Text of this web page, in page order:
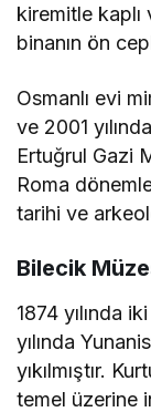
kiremitle kaplı
binanın ön
Osmanlı evi
ve 2001
Ertuğrul Gazi
Roma
tarihi ve
Bilecik
1874 yılında
yılında
yıkılmıştır.
temel üzerine